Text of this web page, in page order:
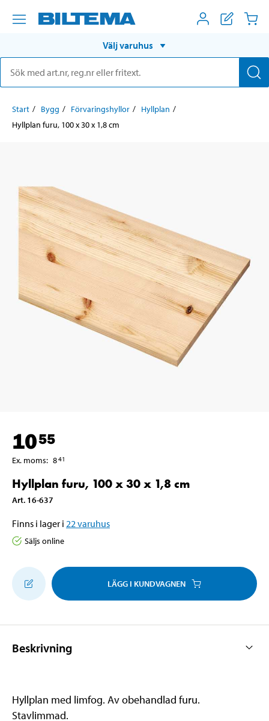
Välj varuhus
Start Bygg Förvaringshyllor
Hyllplan
Hyllplan furu, 100 x 30 x 1,8 cm
1055
Ex. moms: 841
Hyllplan furu, 100 x 30 x 1,8 cm
Art. 16-637
Finns i lager i 22 varuhus
Säljs online
LÄGG I KUNDVAGNEN
Beskrivning
Hyllplan med limfog. Av obehandlad furu.
Stavlimmad.